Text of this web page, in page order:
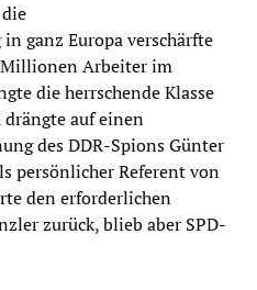
ganz Europa verschärfte
Arbeiter im
die herrschende Klasse
drängte auf einen
des DDR-Spions Günter
persönlicher Referent von
den erforderlichen
zurück, blieb aber SPD-